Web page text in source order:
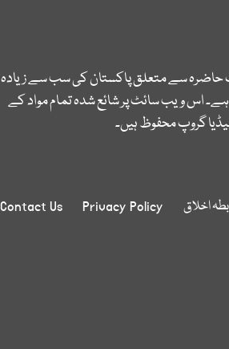
حاضرہ سے متعلق پاکستان کی سب سے زیادہ
اس ویب سائٹ پر شائع شدہ تمام مواد کے
گروپ محفوظ ہیں۔
اخلاق Privacy Policy
Contact Us